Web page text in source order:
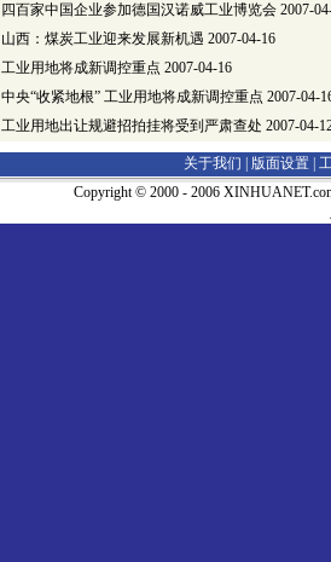
四百家中国企业参加德国汉诺威工业博览会 2007-
山西：煤炭工业迎来发展新机遇 2007-04-16
工业用地将成新调控重点 2007-04-16
中央“收紧地根” 工业用地将成新调控重点 2007-04-
工业用地出让规避招拍挂将受到严肃查处 2007-04-
关于我们 | 版面设置
Copyright © 2000 - 2006